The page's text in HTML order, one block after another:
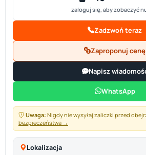
zaloguj się, aby zobaczyć
Zadzwoń teraz
Zaproponuj cenę
Napisz
WhatsApp
Uwaga: Nigdy nie wysyłaj zaliczki przed
bezpieczeństwa →
Lokalizacja